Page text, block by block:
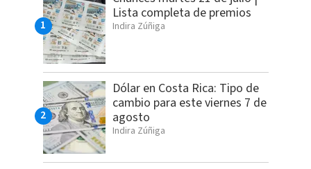
Lista completa de premios
Indira Zúñiga
Dólar en Costa Rica: Tipo de
cambio para este viernes 7 de
agosto
Indira Zúñiga